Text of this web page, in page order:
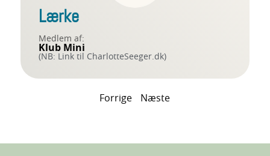
Lærke
Medlem af:
Klub Mini
(NB: Link til CharlotteSeeger.dk)
Forrige Næste